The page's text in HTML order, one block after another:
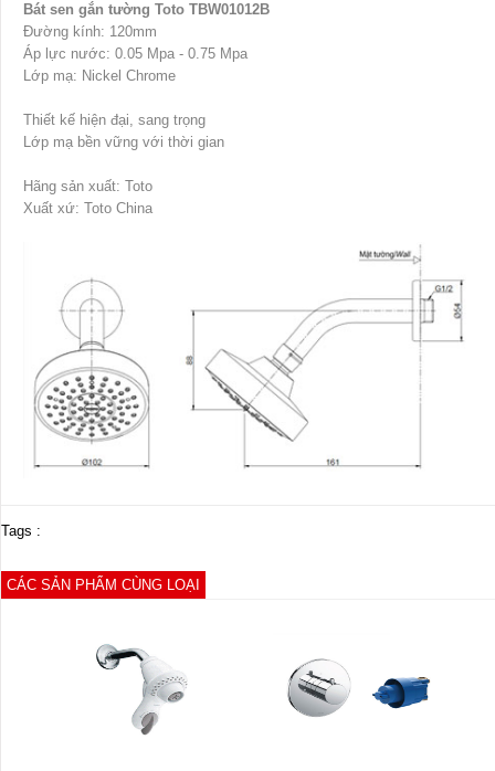
Bát sen gắn tường Toto TBW01012B
Đường kính: 120mm
Áp lực nước: 0.05 Mpa - 0.75 Mpa
Lớp mạ: Nickel Chrome
Thiết kế hiện đại, sang trọng
Lớp mạ bền vững với thời gian
Hãng sản xuất: Toto
Xuất xứ: Toto China
Tags :
CÁC SẢN PHẨM CÙNG LOẠI